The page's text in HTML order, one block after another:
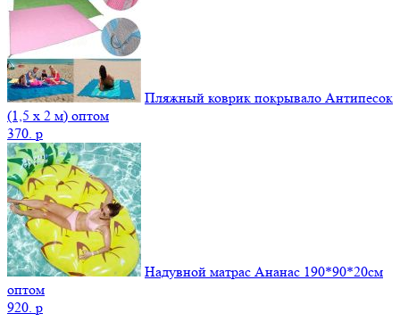
Пляжный коврик покрывало Антипесок
(1,5 х 2 м) оптом
370. p
Надувной матрас Ананас 190*90*20см
оптом
920. p